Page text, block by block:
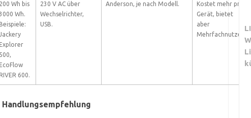
200 Wh bis
Wh.
500,
600.
230 V AC über
Wechselrichter,
USB.
Anderson, je nach Modell.
Kostet mehr pro
Gerät, bietet
aber
Mehrfachnutzen.